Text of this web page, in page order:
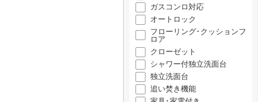
ガスコンロ対応
オートロック
フローリング･クッションフ
ロア
クローゼット
シャワー付独立洗面台
独立洗面台
追い焚き機能